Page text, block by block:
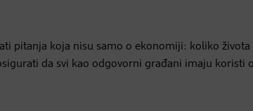
pitanja koja nisu samo o ekonomiji: koliko života
da svi kao odgovorni građani imaju koristi